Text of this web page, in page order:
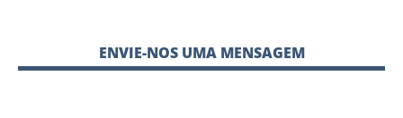
ENVIE-NOS UMA MENSAGEM